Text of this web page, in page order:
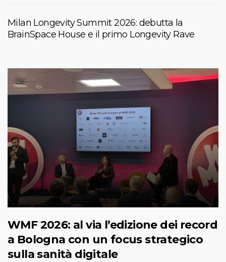
Milan Longevity Summit 2026: debutta la
BrainSpace House e il primo Longevity Rave
WMF 2026: al via l’edizione dei record
a Bologna con un focus strategico
sulla sanità digitale